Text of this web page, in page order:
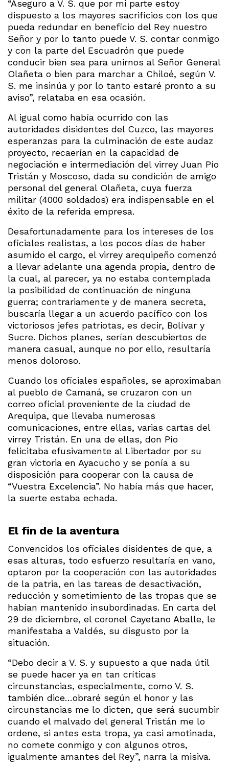
“Aseguro a V. S. que por mi parte estoy
dispuesto a los mayores sacrificios con los que
pueda redundar en beneficio del Rey nuestro
Señor y por lo tanto puede V. S. contar conmigo
y con la parte del Escuadrón que puede
conducir bien sea para unirnos al Señor General
Olañeta o bien para marchar a Chiloé, según V.
S. me insinúa y por lo tanto estaré pronto a su
aviso”, relataba en esa ocasión.
Al igual como había ocurrido con las
autoridades disidentes del Cuzco, las mayores
esperanzas para la culminación de este audaz
proyecto, recaerían en la capacidad de
negociación e intermediación del virrey Juan Pío
Tristán y Moscoso, dada su condición de amigo
personal del general Olañeta, cuya fuerza
militar (4000 soldados) era indispensable en el
éxito de la referida empresa.
Desafortunadamente para los intereses de los
oficiales realistas, a los pocos días de haber
asumido el cargo, el virrey arequipeño comenzó
a llevar adelante una agenda propia, dentro de
la cual, al parecer, ya no estaba contemplada
la posibilidad de continuación de ninguna
guerra; contrariamente y de manera secreta,
buscaría llegar a un acuerdo pacífico con los
victoriosos jefes patriotas, es decir, Bolívar y
Sucre. Dichos planes, serían descubiertos de
manera casual, aunque no por ello, resultaría
menos doloroso.
Cuando los oficiales españoles, se aproximaban
al pueblo de Camaná, se cruzaron con un
correo oficial proveniente de la ciudad de
Arequipa, que llevaba numerosas
comunicaciones, entre ellas, varias cartas del
virrey Tristán. En una de ellas, don Pío
felicitaba efusivamente al Libertador por su
gran victoria en Ayacucho y se ponía a su
disposición para cooperar con la causa de
“Vuestra Excelencia”. No había más que hacer,
la suerte estaba echada.
El fin de la aventura
Convencidos los oficiales disidentes de que, a
esas alturas, todo esfuerzo resultaría en vano,
optaron por la cooperación con las autoridades
de la patria, en las tareas de desactivación,
reducción y sometimiento de las tropas que se
habían mantenido insubordinadas. En carta del
29 de diciembre, el coronel Cayetano Aballe, le
manifestaba a Valdés, su disgusto por la
situación.
“Debo decir a V. S. y supuesto a que nada útil
se puede hacer ya en tan críticas
circunstancias, especialmente, como V. S.
también dice…obraré según el honor y las
circunstancias me lo dicten, que será sucumbir
cuando el malvado del general Tristán me lo
ordene, si antes esta tropa, ya casi amotinada,
no comete conmigo y con algunos otros,
igualmente amantes del Rey”, narra la misiva.